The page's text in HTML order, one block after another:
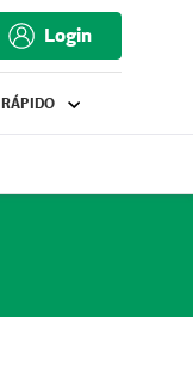
Login
RÁPIDO